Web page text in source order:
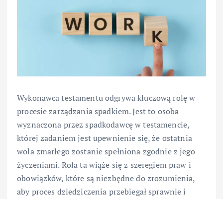
Wykonawca testamentu odgrywa kluczową rolę w
procesie zarządzania spadkiem. Jest to osoba
wyznaczona przez spadkodawcę w testamencie,
której zadaniem jest upewnienie się, że ostatnia
wola zmarłego zostanie spełniona zgodnie z jego
życzeniami. Rola ta wiąże się z szeregiem praw i
obowiązków, które są niezbędne do zrozumienia,
aby proces dziedziczenia przebiegał sprawnie i